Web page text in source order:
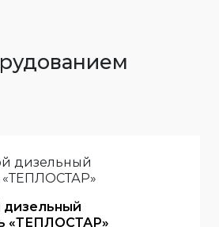
дизельный
«ТЕПЛОСТАР»